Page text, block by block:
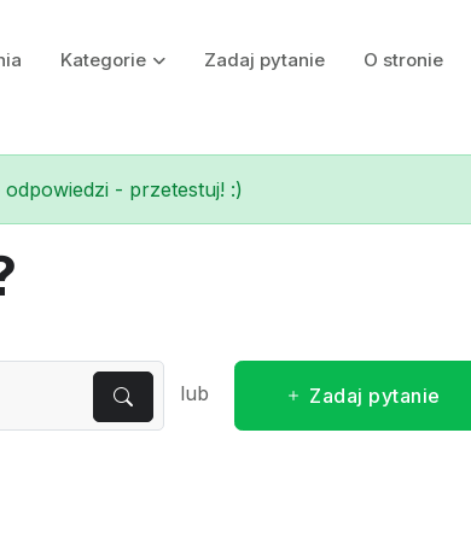
Kategorie Zadaj pytanie O stronie
- przetestuj! :)
lub Zadaj pytanie